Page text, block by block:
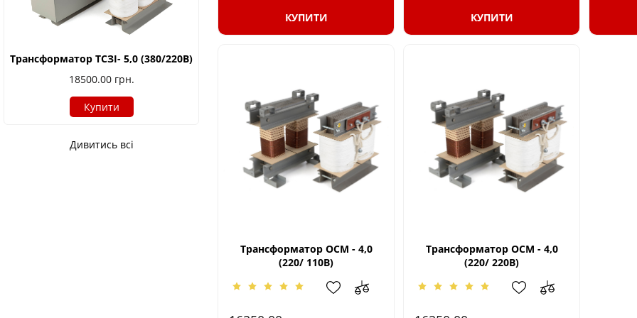
Трансформатор ТСЗІ- 5,0 (380/220В)
18500.00 грн.
Купити
Дивитись всі
КУПИТИ КУПИТИ
Трансформатор ОСМ - 4,0
(220/ 110В)
Трансформатор ОСМ - 4,0
(220/ 220В)